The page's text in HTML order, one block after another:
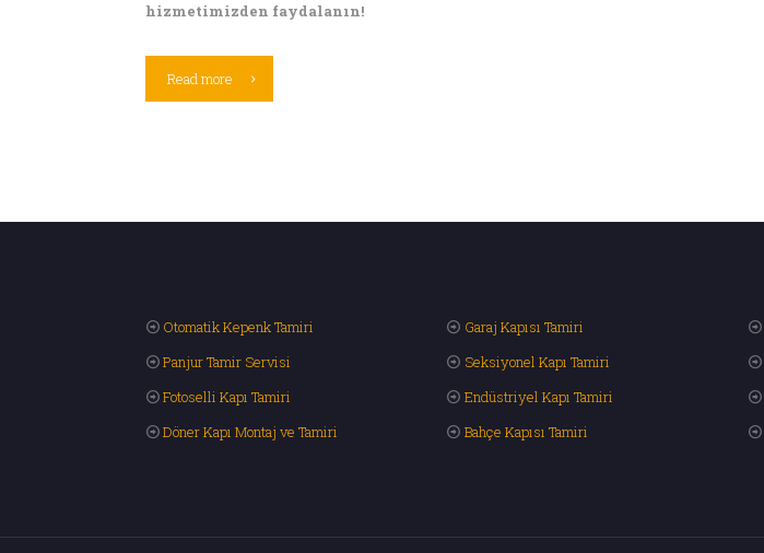
hizmetimizden faydalanın!
Read more
Otomatik Kepenk Tamiri
Panjur Tamir Servisi
Fotoselli Kapı Tamiri
Döner Kapı Montaj ve Tamiri
Garaj Kapısı Tamiri
Seksiyonel Kapı Tamiri
Endüstriyel Kapı Tamiri
Bahçe Kapısı Tamiri